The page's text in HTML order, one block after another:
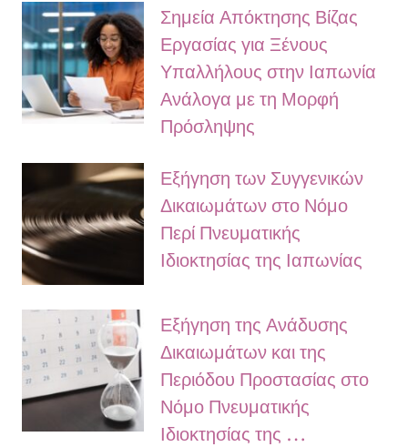
Σημεία Απόκτησης Βίζας
Εργασίας για Ξένους
Υπαλλήλους στην Ιαπωνία
Ανάλογα με τη Μορφή
Πρόσληψης
Εξήγηση των Συγγενικών
Δικαιωμάτων στο Νόμο
Περί Πνευματικής
Ιδιοκτησίας της Ιαπωνίας
Εξήγηση της Ανάδυσης
Δικαιωμάτων και της
Περιόδου Προστασίας στο
Νόμο Πνευματικής
Ιδιοκτησίας της …